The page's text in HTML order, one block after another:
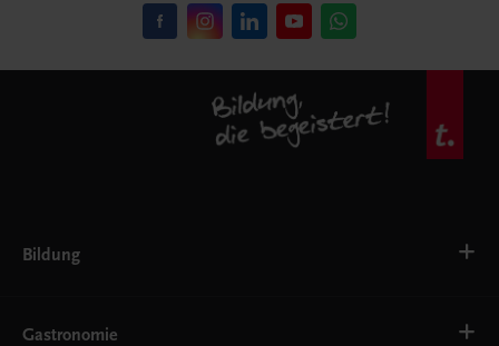
Bildung
AHS
Gastronomie